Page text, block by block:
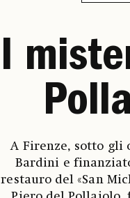
I
A Firenze, sotto gli
Bardini e
restauro del «San